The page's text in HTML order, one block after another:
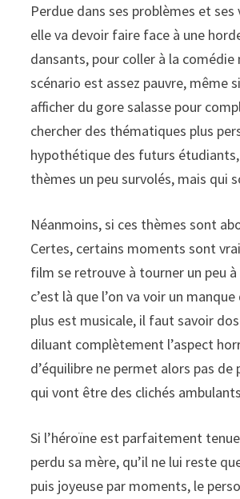
Perdue dans ses problèmes et
elle va devoir faire face à une
dansants, pour coller à la
scénario est assez pauvre, même
afficher du gore salasse pour
chercher des thématiques plus
hypothétique des futurs
thèmes un peu survolés, mais qui
Néanmoins, si ces thèmes sont
Certes, certains moments sont
film se retrouve à tourner un peu
c’est là que l’on va voir un
plus est musicale, il faut savoir
diluant complètement l’aspect
d’équilibre ne permet alors pas
qui vont être des clichés
Si l’héroïne est parfaitement
perdu sa mère, qu’il ne lui reste
puis joyeuse par moments, le